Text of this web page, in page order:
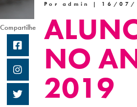
Por admin | 16/07/
NO
2019
Compartilhe